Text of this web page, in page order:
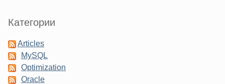
Категории
Articles
MySQL
Optimization
Oracle